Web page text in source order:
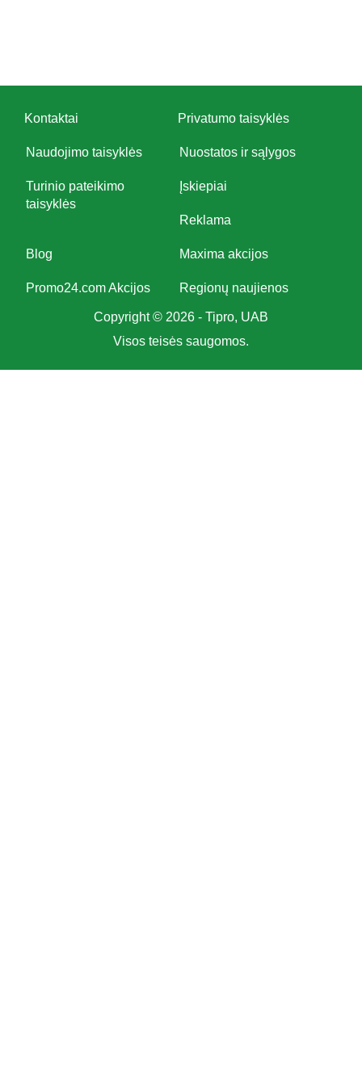
Kontaktai Privatumo taisyklės
Naudojimo taisyklės Nuostatos ir sąlygos
Turinio pateikimo
taisyklės
Įskiepiai
Reklama
Blog Maxima akcijos
Promo24.com Akcijos Regionų naujienos
Copyright © 2026 - Tipro, UAB
Visos teisės saugomos.